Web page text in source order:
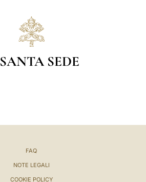
SANTA SEDE
FAQ
NOTE LEGALI
COOKIE POLICY